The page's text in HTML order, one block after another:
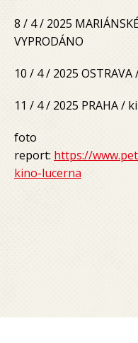
8 / 4 / 2025
VYPRODÁNO
10 / 4 / 2025
11 / 4 / 2025 PRAHA /
foto
report: https://
kino-lucerna